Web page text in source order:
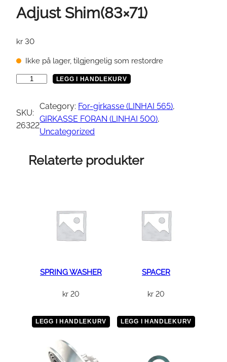
Adjust Shim(83×71)
kr 30
Ikke på lager, tilgjengelig som restordre
u
s
LEGG I HANDLEKURV
SKU:
26322
Category: For-girkasse (LINHAI 565)
GIRKASSE FORAN (LINHAI 500)
Uncategorized
Relaterte produkter
SPRING WASHER
kr 20
LEGG I HANDLEKURV
SPACER
kr 20
LEGG I HANDLEKURV